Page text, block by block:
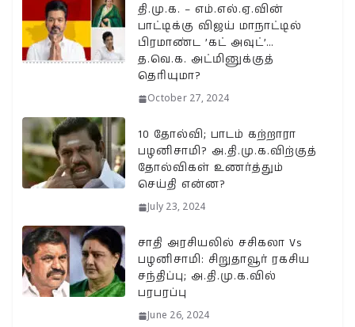
தி.மு.க. – எம்.எல்.ஏ.வின்
பாட்டிக்கு விஜய் மாநாட்டில்
பிரமாண்ட ’கட் அவுட்’…
த.வெ.க. அட்மினுக்குத்
தெரியுமா?
October 27, 2024
10 தோல்வி; பாடம் கற்றாரா
பழனிசாமி? அ.தி.மு.க.விற்குத்
தோல்விகள் உணர்த்தும்
செய்தி என்ன?
July 23, 2024
சாதி அரசியலில் சசிகலா Vs
பழனிசாமி: சிறுதாவூர் ரகசிய
சந்திப்பு; அ.தி.மு.க.வில்
பரபரப்பு
June 26, 2024